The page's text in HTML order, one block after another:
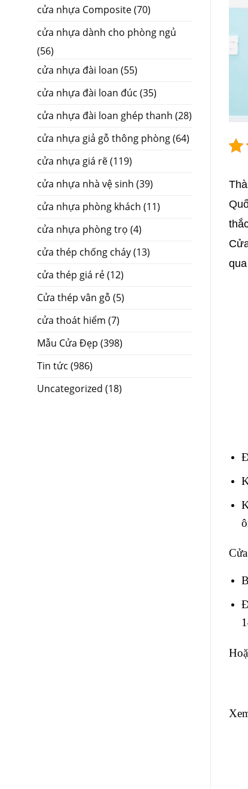
cửa nhựa Composite(70)
cửa nhựa dành cho phòng ngủ
(56)
cửa nhựa đài loan (55)
cửa nhựa đài loan đúc (35)
cửa nhựa đài loan ghép thanh (28)
cửa nhựa giả gỗ thông phòng(64)
cửa nhựa giá rẽ(119)
cửa nhựa nhà vệ sinh (39)
cửa nhựa phòng khách (11)
cửa nhựa phòng trọ (4)
cửa thép chống cháy(13)
cửa thép giá rẻ(12)
Cửa thép vân gỗ (5)
cửa thoát hiểm (7)
Mẫu Cửa Đẹp (398)
Tin tức (986)
Uncategorized (18)